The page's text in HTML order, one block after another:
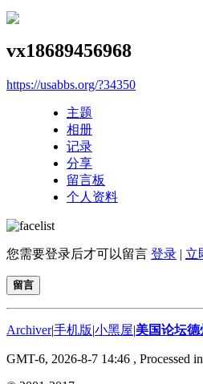
vx18689456968
https://usabbs.org/?34350
主题
相册
记录
分享
留言板
个人资料
您需要登录后才可以留言 登录 | 立
留言
Archiver|手机版|小黑屋|美国论坛德
GMT-6, 2026-8-7 14:46 , Processed